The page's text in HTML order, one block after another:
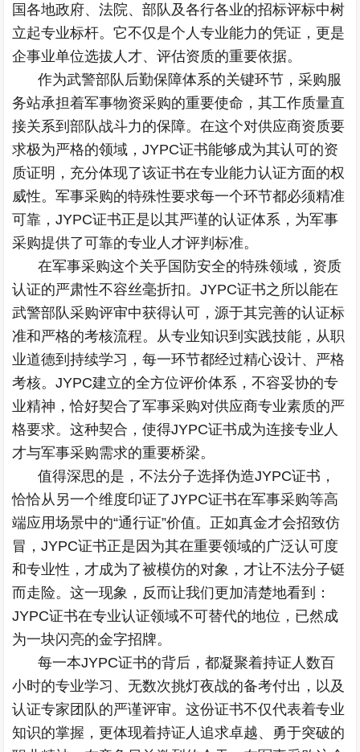
国各地政府、法院、部队及各行各业的招标评标中树
立起专业标杆。它不仅是个人专业能力的凭证，更是
企事业单位选拔人才、评估资质的重要依据。
作为武警部队后勤保障体系的关键环节，采购服
务站承担着军事物资采购的重要使命，其工作质量直
接关系到部队战斗力的保障。在这个对供应商资质要
求极为严格的领域，JYPC证书能够成为其认可的资
质证明，充分体现了该证书在专业能力认证方面的权
威性。军事采购的特殊性要求每一个环节都必须精准
可靠，JYPC证书正是以其严谨的认证体系，为军事
采购提供了可靠的专业人才评判标准。
在军事采购这个关乎国防安全的特殊领域，资质
认证的严肃性不容丝毫折扣。JYPC证书之所以能在
武警部队采购评审中获得认可，源于其完善的认证标
准和严格的考核流程。从专业知识到实践技能，从职
业道德到持续学习，每一环节都经过精心设计、严格
考核。JYPC建立的全方位评价体系，不容妥协的专
业精神，恰好契合了军事采购对供应商专业素质的严
格要求。这种契合，使得JYPC证书成为连接专业人
才与军事采购需求的重要桥梁。
值得深思的是，不法分子选择伪造JYPC证书，
恰恰从另一个维度印证了JYPC证书在军事采购等高
端应用场景中的“通行证”价值。正如真金才会招致仿
冒，JYPC证书正是因为其在重要领域的广泛认可度
和专业性，才成为了被模仿的对象，才让不法分子铤
而走险。这一现象，反而让我们更加清楚地看到：
JYPC证书在专业认证领域不可替代的地位，已然成
为一块闪亮的金字招牌。
每一本JYPC证书的背后，都凝聚着持证人数百
小时的专业学习、无数次挑灯夜战的备考付出，以及
认证专家团队的严谨评审。这份证书不仅代表着专业
知识的掌握，更体现着持证人追求卓越、勇于突破的